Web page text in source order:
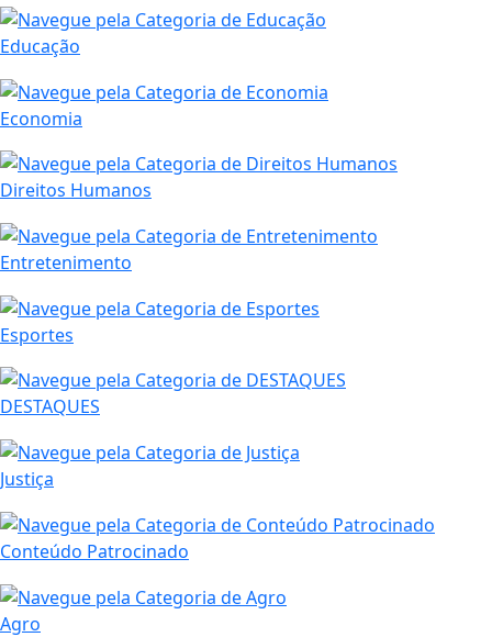
Educação
Economia
Direitos Humanos
Entretenimento
Esportes
DESTAQUES
Justiça
Conteúdo Patrocinado
Agro